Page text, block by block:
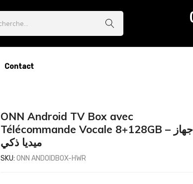
Contact
ONN Android TV Box avec
Télécommande Vocale 8+128GB – جهاز
ميديا ذكي
SKU: ONN ANDOIDBOX-HWR